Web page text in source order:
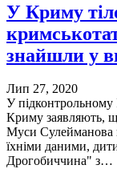
У Криму
знайшли у
Лип 27, 2020
У підконтрольному
Криму заявляють,
Муси Сулейманова
їхніми даними,
Дрогобиччина" з…